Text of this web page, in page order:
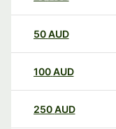
50AUD
100AUD
250AUD